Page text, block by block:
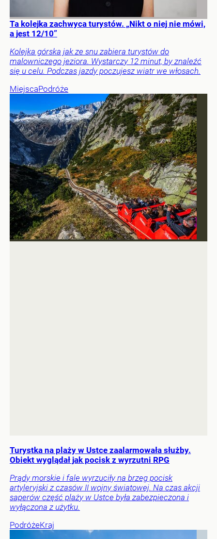
Ta kolejka zachwyca turystów. „Nikt o niej nie mówi,
a jest 12/10”
Kolejka górska jak ze snu zabiera turystów do
malowniczego jeziora. Wystarczy 12 minut, by znaleźć
się u celu. Podczas jazdy poczujesz wiatr we włosach.
MiejscaPodróże
Turystka na plaży w Ustce zaalarmowała służby.
Obiekt wyglądał jak pocisk z wyrzutni RPG
Prądy morskie i fale wyrzuciły na brzeg pocisk
artyleryjski z czasów II wojny światowej. Na czas akcji
saperów część plaży w Ustce była zabezpieczona i
wyłączona z użytku.
PodróżeKraj